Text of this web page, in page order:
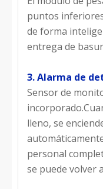
puntos
de forma
entrega de
3. Alarma de
Sensor de
lleno, se
personal
se puede volver